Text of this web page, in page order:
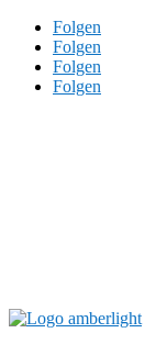
Folgen
Folgen
Folgen
Folgen